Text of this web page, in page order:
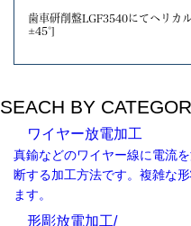
歯車研削盤LGF3540にてヘリカ
±45°]
SEACH BY
ワイヤー放電加工
真鍮などのワイヤー線に電流
断する加工方法です。複雑な
ます。
形彫放電加工/